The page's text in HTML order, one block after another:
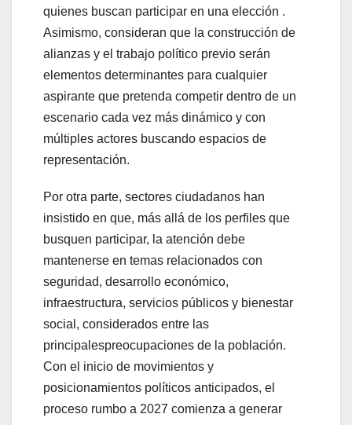
quienes buscan participar en una elección .
Asimismo, consideran que la construcción de
alianzas y el trabajo político previo serán
elementos determinantes para cualquier
aspirante que pretenda competir dentro de un
escenario cada vez más dinámico y con
múltiples actores buscando espacios de
representación.
Por otra parte, sectores ciudadanos han
insistido en que, más allá de los perfiles que
busquen participar, la atención debe
mantenerse en temas relacionados con
seguridad, desarrollo económico,
infraestructura, servicios públicos y bienestar
social, considerados entre las
principalespreocupaciones de la población.
Con el inicio de movimientos y
posicionamientos políticos anticipados, el
proceso rumbo a 2027 comienza a generar